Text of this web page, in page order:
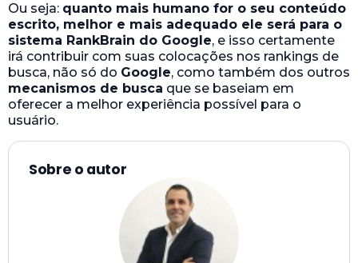
Ou seja: quanto mais humano for o seu conteúdo
escrito, melhor e mais adequado ele será para o
sistema RankBrain do Google, e isso certamente
irá contribuir com suas colocações nos rankings de
busca, não só do Google, como também dos outros
mecanismos de busca que se baseiam em
oferecer a melhor experiência possível para o
usuário.
Sobre o autor